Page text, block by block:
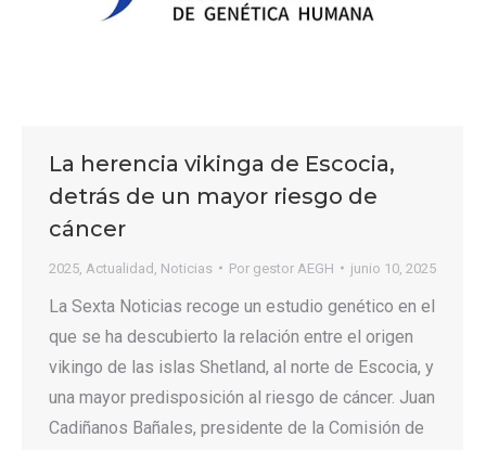
La herencia vikinga de Escocia,
detrás de un mayor riesgo de
cáncer
2025 Actualidad Noticias Por gestor AEGH junio 10, 2025
La Sexta Noticias recoge un estudio genético en el
que se ha descubierto la relación entre el origen
vikingo de las islas Shetland, al norte de Escocia, y
una mayor predisposición al riesgo de cáncer. Juan
Cadiñanos Bañales, presidente de la Comisión de